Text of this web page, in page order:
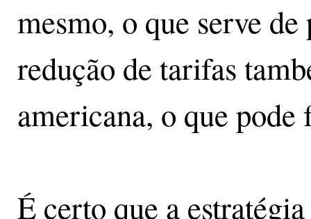
mesmo, o que serve
redução de tarifas
americana, o que
É certo que a